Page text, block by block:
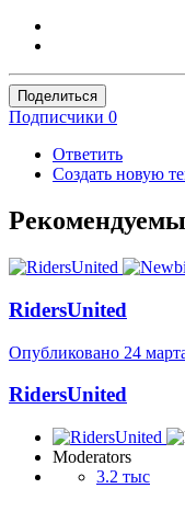
Поделиться
Подписчики 0
Ответить
Создать новую
RidersUnited
Опубликовано 24
RidersUnited
Moderators
3.2 тыс